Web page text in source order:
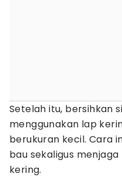
Setelah itu, bersihkan
menggunakan lap
berukuran kecil. Cara
bau sekaligus
kering.